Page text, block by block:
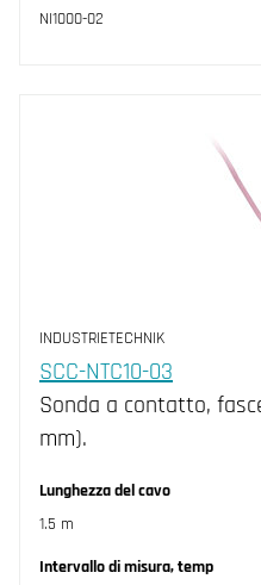
NI1000-02
INDUSTRIETECHNIK
SCC-NTC10-03
Sonda a contatto,
mm).
Lunghezza del cavo
1.5 m
Intervallo di misura, temp